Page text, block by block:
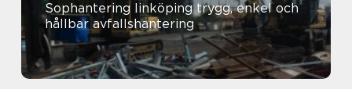
Sophantering linköping trygg, enkel och
hållbar avfallshantering